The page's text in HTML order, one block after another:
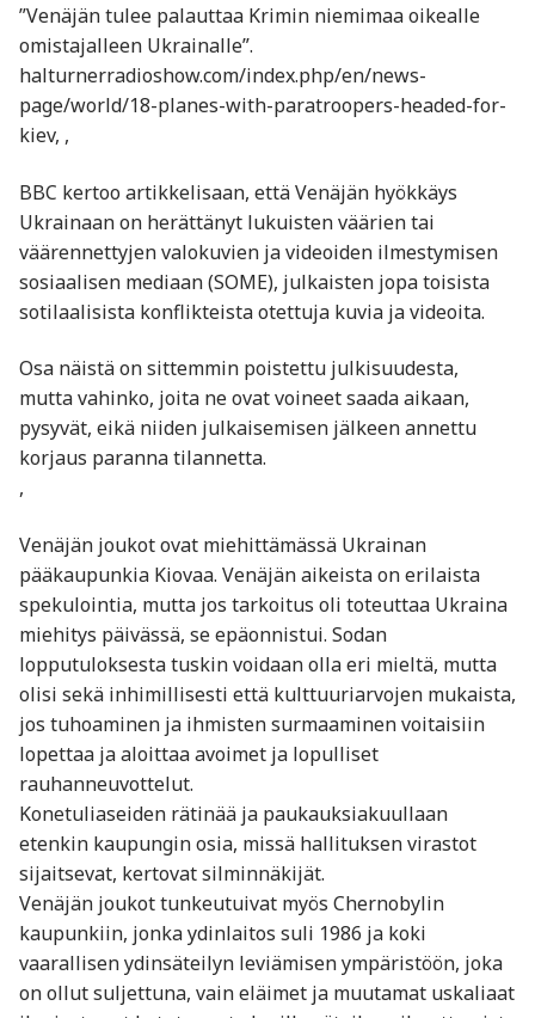
”Venäjän tulee palauttaa Krimin niemimaa oikealle
omistajalleen Ukrainalle”.
halturnerradioshow.com/index.php/en/news-
page/world/18-planes-with-paratroopers-headed-for-
kiev, ,
BBC kertoo artikkelisaan, että Venäjän hyökkäys
Ukrainaan on herättänyt lukuisten väärien tai
väärennettyjen valokuvien ja videoiden ilmestymisen
sosiaalisen mediaan (SOME), julkaisten jopa toisista
sotilaalisista konflikteista otettuja kuvia ja videoita.
Osa näistä on sittemmin poistettu julkisuudesta,
mutta vahinko, joita ne ovat voineet saada aikaan,
pysyvät, eikä niiden julkaisemisen jälkeen annettu
korjaus paranna tilannetta.
,
Venäjän joukot ovat miehittämässä Ukrainan
pääkaupunkia Kiovaa. Venäjän aikeista on erilaista
spekulointia, mutta jos tarkoitus oli toteuttaa Ukraina
miehitys päivässä, se epäonnistui. Sodan
lopputuloksesta tuskin voidaan olla eri mieltä, mutta
olisi sekä inhimillisesti että kulttuuriarvojen mukaista,
jos tuhoaminen ja ihmisten surmaaminen voitaisiin
lopettaa ja aloittaa avoimet ja lopulliset
rauhanneuvottelut.
Konetuliaseiden rätinää ja paukauksiakuullaan
etenkin kaupungin osia, missä hallituksen virastot
sijaitsevat, kertovat silminnäkijät.
Venäjän joukot tunkeutuivat myös Chernobylin
kaupunkiin, jonka ydinlaitos suli 1986 ja koki
vaarallisen ydinsäteilyn leviämisen ympäristöön, joka
on ollut suljettuna, vain eläimet ja muutamat uskaliaat